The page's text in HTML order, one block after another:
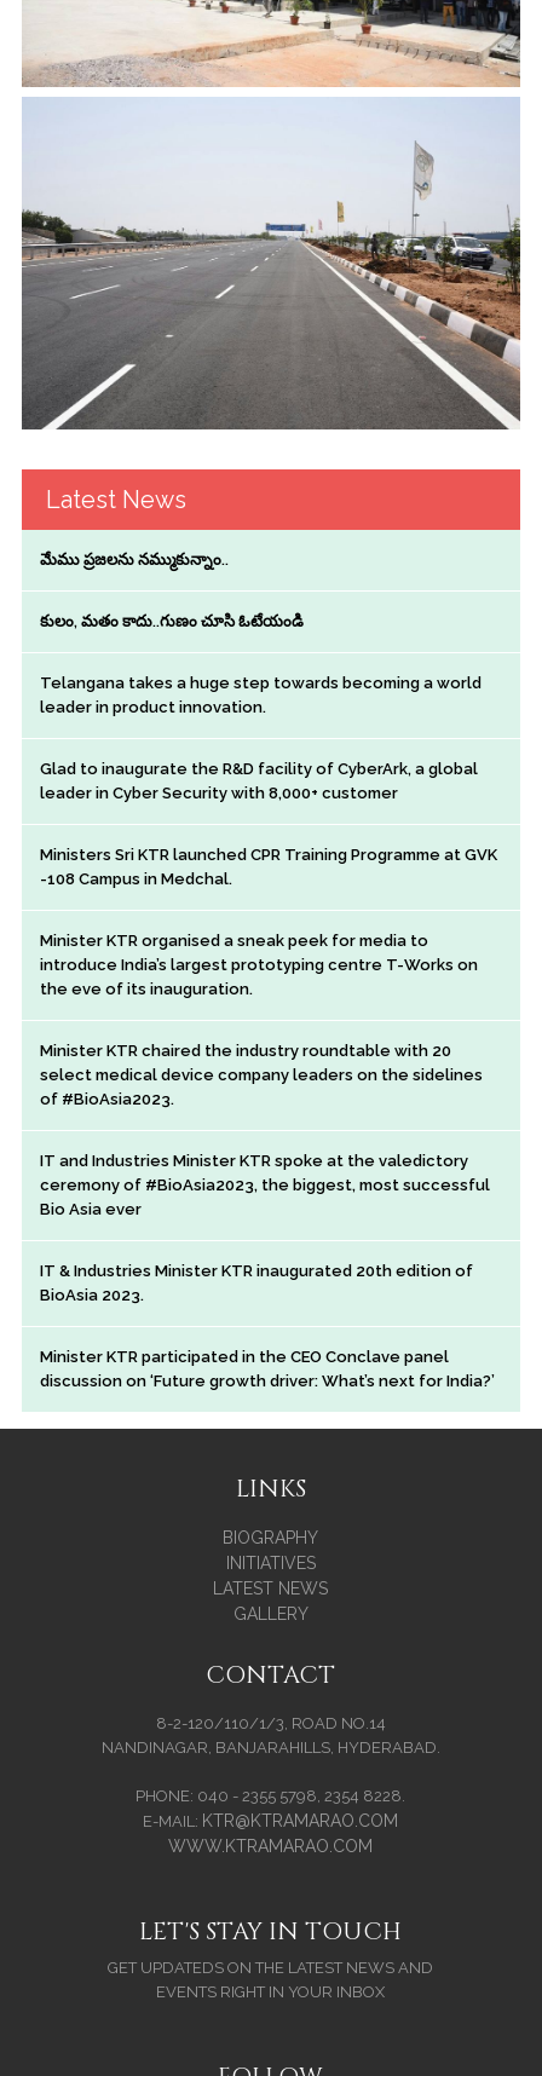
Latest News
మేము ప్రజలను నమ్ముకున్నాం..
కులం, మతం కాదు..గుణం చూసి ఓటేయండి
Telangana takes a huge step towards becoming a world
leader in product innovation.
Glad to inaugurate the R&D facility of CyberArk, a global
leader in Cyber Security with 8,000+ customer
Ministers Sri KTR launched CPR Training Programme at GVK
-108 Campus in Medchal.
Minister KTR organised a sneak peek for media to
introduce India’s largest prototyping centre T-Works on
the eve of its inauguration.
Minister KTR chaired the industry roundtable with 20
select medical device company leaders on the sidelines
of #BioAsia2023.
IT and Industries Minister KTR spoke at the valedictory
ceremony of #BioAsia2023, the biggest, most successful
Bio Asia ever
IT & Industries Minister KTR inaugurated 20th edition of
BioAsia 2023.
Minister KTR participated in the CEO Conclave panel
discussion on ‘Future growth driver: What’s next for India?’
LINKS
BIOGRAPHY
INITIATIVES
LATEST NEWS
GALLERY
CONTACT
8-2-120/110/1/3, ROAD NO.14
NANDINAGAR, BANJARAHILLS, HYDERABAD.
PHONE: 040 - 2355 5798, 2354 8228.
E-MAIL: KTR@KTRAMARAO.COM
WWW.KTRAMARAO.COM
LET'S STAY IN TOUCH
GET UPDATEDS ON THE LATEST NEWS AND
EVENTS RIGHT IN YOUR INBOX